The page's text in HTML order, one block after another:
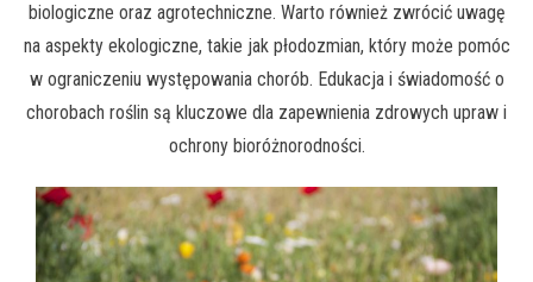
biologiczne oraz agrotechniczne. Warto również zwrócić uwagę
na aspekty ekologiczne, takie jak płodozmian, który może pomóc
w ograniczeniu występowania chorób. Edukacja i świadomość o
chorobach roślin są kluczowe dla zapewnienia zdrowych upraw i
ochrony bioróżnorodności.